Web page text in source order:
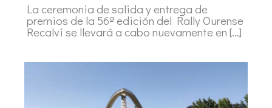
La ceremonia de salida y entrega de
premios de la 56ª edición del Rally Ourense
Recalvi se llevará a cabo nuevamente en […]